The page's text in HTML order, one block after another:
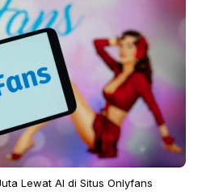
Lewat AI di Situs Onlyfans